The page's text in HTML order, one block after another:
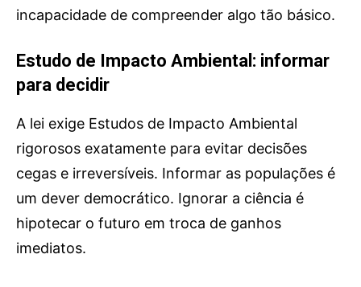
incapacidade de compreender algo tão básico.
Estudo de Impacto Ambiental: informar
para decidir
A lei exige Estudos de Impacto Ambiental
rigorosos exatamente para evitar decisões
cegas e irreversíveis. Informar as populações é
um dever democrático. Ignorar a ciência é
hipotecar o futuro em troca de ganhos
imediatos.